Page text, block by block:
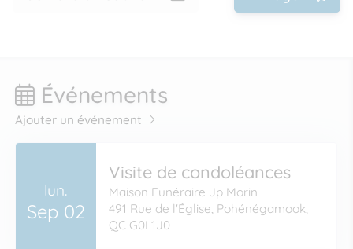
Événements
Ajouter un événement
lun.
Sep 02
Visite de condoléances
Maison Funéraire Jp Morin
491 Rue de l'Église, Pohénégamook,
QC G0L1J0